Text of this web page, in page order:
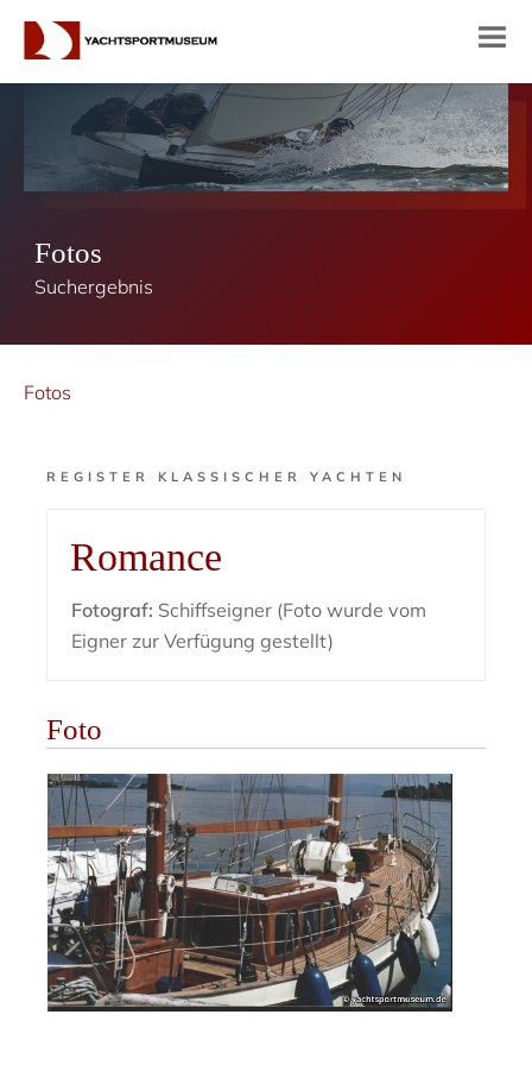
Fotos
Suchergebnis
Fotos
REGISTER KLASSISCHER YACHTEN
Romance
Fotograf: Schiffseigner (Foto wurde vom
Eigner zur Verfügung gestellt)
Foto